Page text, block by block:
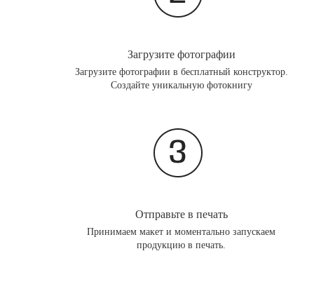
Загрузите фотографии
Загрузите фотографии в бесплатный конструктор.
Создайте уникальную фотокнигу
Отправьте в печать
Принимаем макет и моментально запускаем
продукцию в печать.